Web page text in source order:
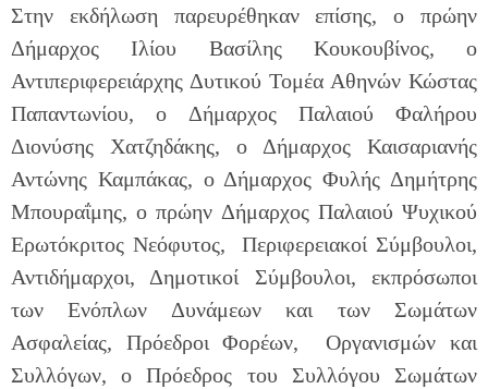
Στην εκδήλωση παρευρέθηκαν επίσης, ο πρώην
Δήμαρχος Ιλίου Βασίλης Κουκουβίνος, ο
Αντιπεριφερειάρχης Δυτικού Τομέα Αθηνών Κώστας
Παπαντωνίου, ο Δήμαρχος Παλαιού Φαλήρου
Διονύσης Χατζηδάκης, ο Δήμαρχος Καισαριανής
Αντώνης Καμπάκας, ο Δήμαρχος Φυλής Δημήτρης
Μπουραΐμης, ο πρώην Δήμαρχος Παλαιού Ψυχικού
Ερωτόκριτος Νεόφυτος, Περιφερειακοί Σύμβουλοι,
Αντιδήμαρχοι, Δημοτικοί Σύμβουλοι, εκπρόσωποι
των Ενόπλων Δυνάμεων και των Σωμάτων
Ασφαλείας, Πρόεδροι Φορέων, Οργανισμών και
Συλλόγων, ο Πρόεδρος του Συλλόγου Σωμάτων